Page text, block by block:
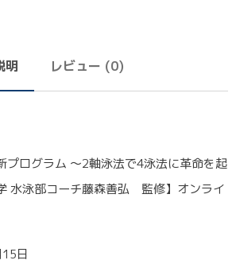
明 レビュー (0)
プログラム ～2軸泳法で4泳法に革命を起
水泳部コーチ藤森善弘 監修】オンライ
日